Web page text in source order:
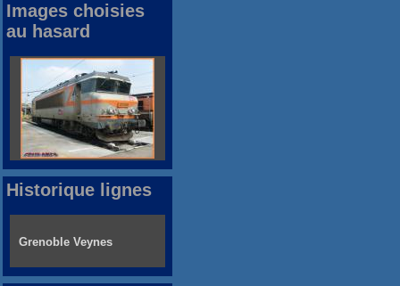
Images choisies
au hasard
Historique lignes
Grenoble Veynes